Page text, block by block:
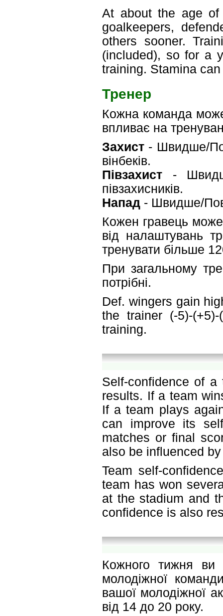
At about the age
goalkeepers,
others sooner.
(included), so for a
training. Stamina
Тренер
Кожна команда
впливає на
Захист - Швидше/
вінбеків.
Півзахист -
півзахисників.
Напад - Швидше/
Кожен гравець
від налаштувань
тренувати більше
При загальному
потрібні.
Def. wingers gain
the trainer (-5)-
training.
Self-confidence of
results. If a team
If a team plays
can improve its
matches or final
also be influenced
Team self-
team has won
at the stadium and
confidence is also
Кожного тижня ви
молодіжної
вашої молодіжної
від 14 до 20 року.